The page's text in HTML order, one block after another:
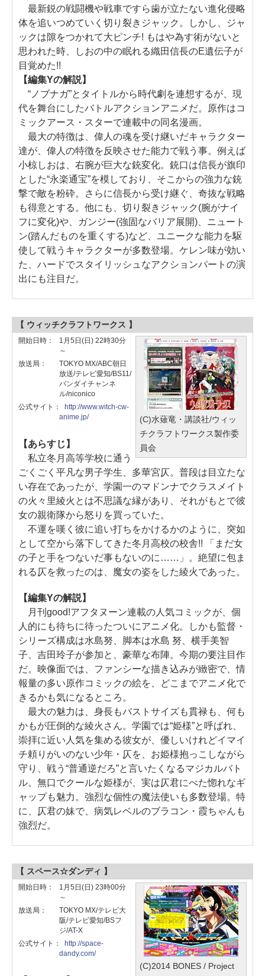
最新鋭の戦闘機や戦車ですら歯が立たない進化侵略
体を追いつめていく切り裂きジャック。しかし、ジャ
ックは隙をつかれて大ピンチ! もはや為す術がないと
思われた時、しおの中の眠れる織田信長のE遺伝子が
目覚めた!!
【編集Yの解説】
“ノブナガ”とタイトルから時代劇を連想するが、現
代を舞台にしたバトルアクションアニメだ。原作はコ
ミックアース・スターで連載中の同名漫画。
最大の特徴は、偉人の魂を受け継いだキャラクター
達が、偉人の特徴を反映させた能力で戦う事。例えば
小椋しおは、右腕が巨大な銃変化。銃口は信長が旗印
とした“永楽通宝”を模しており、そこからの強力な銃
撃で敵を粉砕。さらに信長から受け継ぐ、奇抜な戦略
も得意とする。他にも、切り裂きジャック(腕がナイ
フに変化)や、ガンジー(強固なバリア展開)、ニュート
ン(踏んだものを重くする)など、ユニークな能力を駆
使して戦うキャラクターが多数登場。ケレン味が効い
た、ハードでスタイリッシュなアクションパートの演
出にも注目だ。
【 ウィッチクラフトワークス 】
(C)水薙竜・講談社/ウィッ
チクラフトワークス製作委
員会
開始日時：
1月5日(日) 22時30分
～
放送局：
TOKYO MX/ABC朝日
放送/テレビ愛知/BS11/
バンダイチャンネ
ル/niconico
公式サイト：
http://www.witch-cw-
anime.jp/
【あらすじ】
私立冬月高等学校に通う
ごくごく平凡な男子学生、多華宮仄。普段は目立たな
い存在であったが、学園一のマドンナでクラスメイト
の火々里綾火とは不思議な縁があり、それがもとで彼
女の親衛隊から怒りを買っていた。
不運を嘆く彼に追い打ちをかけるかのように、突如
として空から落下してきた冬月高校の校舎!! 「まだ女
の子と手をつないだ事もないのに……」。絶望に包ま
れる仄を救ったのは、魔女の姿をした綾火であった。
【編集Yの解説】
月刊good!アフタヌーン連載の人気コミックが、個
人的にも待ちに待ったついにアニメ化。しかも監督・
シリーズ構成は水島努、脚本は水島 努、横手美智
子、吉田玲子が参加と、豪華な布陣。今期の要注目作
だ。映像面では、ファンシーな描き込みが緻密で、情
報量の多い原作コミックの絵を、どこまでアニメ化で
きるかも気になるところ。
最大の魅力は、身長もバストサイズも貫禄も、何も
かもが圧倒的な綾火さん。学園では“姫様”と呼ばれ、
崇拝に近い人気を集める彼女が、優しいけれどイマイ
チ頼りがいのない少年・仄を、お姫様抱っこしながら
守り、戦う“普通逆だろ”と言いたくなるマジカルバト
ル。無口でクールな姫様が、実は仄君にべた惚れなギ
ャップも魅力。強烈な個性の魔法使いも多数登場。特
に、仄君の妹で、病気レベルのブラコン・霞ちゃんも
強烈だ。
【 スペース☆ダンディ 】
(C)2014 BONES / Project
開始日時：
1月5日(日) 23時00分
～
放送局：
TOKYO MX/テレビ大
阪/テレビ愛知/BSフ
ジ/AT-X
公式サイト：
http://space-
dandy.com/